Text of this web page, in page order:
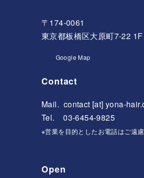
〒174-0061
東京都板橋区大原町7-22 1F
Google Map
Contact
Mail. contact [at] yona-
Tel. 03-6454-9825
※営業を目的としたお電話はご遠
Open